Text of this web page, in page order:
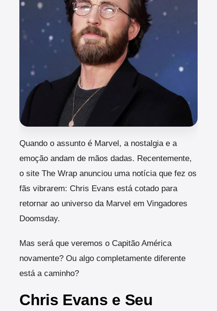
Quando o assunto é Marvel, a nostalgia e a
emoção andam de mãos dadas. Recentemente,
o site The Wrap anunciou uma notícia que fez os
fãs vibrarem: Chris Evans está cotado para
retornar ao universo da Marvel em Vingadores
Doomsday.
Mas será que veremos o Capitão América
novamente? Ou algo completamente diferente
está a caminho?
Chris Evans e Seu